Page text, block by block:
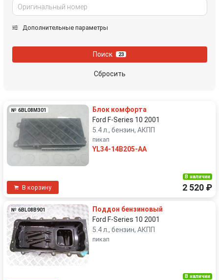
Дополнительные параметры
Поиск 23
Сбросить
№ 6BL08M301
Блок комфорта
Ford F-Series 10 2001
5.4 л., бензин, АКПП
пикап
YL34-14B205-AA
В корзину
В наличии
2 520 ₽
№ 6BL08B901
Поддон бензиновый
Ford F-Series 10 2001
5.4 л., бензин, АКПП
пикап
В наличии